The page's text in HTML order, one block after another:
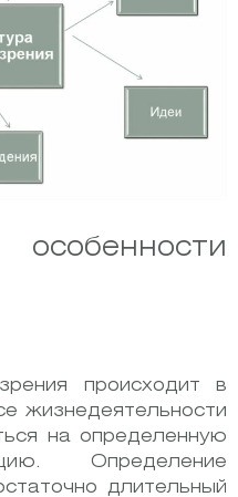
происходит в
жизнедеятельности
на определенную
Определение
длительный